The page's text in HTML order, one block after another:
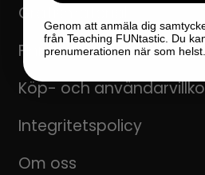
Gratismaterial
Finn material efter
Köp- och
Integritetspolicy
Om oss
Genom att anmäla dig
från Teaching FUNtastic. Du
prenumerationen när som helst.